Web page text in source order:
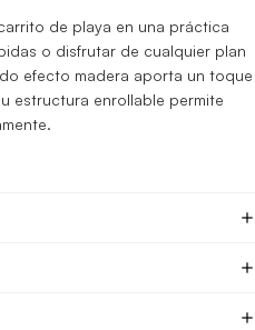
de playa en una práctica
o disfrutar de cualquier plan
efecto madera aporta un toque
estructura enrollable permite